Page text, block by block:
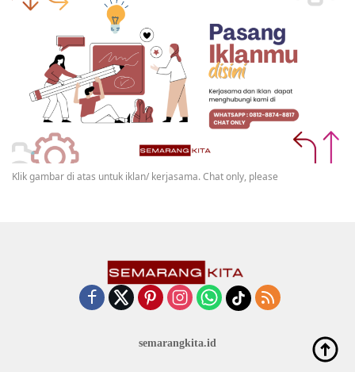
Klik gambar di atas untuk iklan/ kerjasama. Chat only, please
semarangkita.id